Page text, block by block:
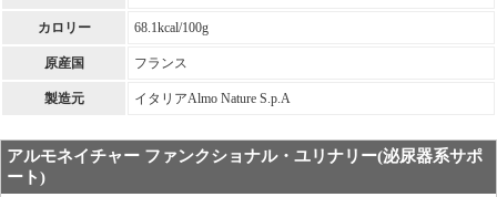
カロリー 68.1kcal/100g
原産国 フランス
製造元 イタリアAlmo Nature S.p.A
アルモネイチャー ファンクショナル・ユリナリー(泌尿器系サポ
ート)